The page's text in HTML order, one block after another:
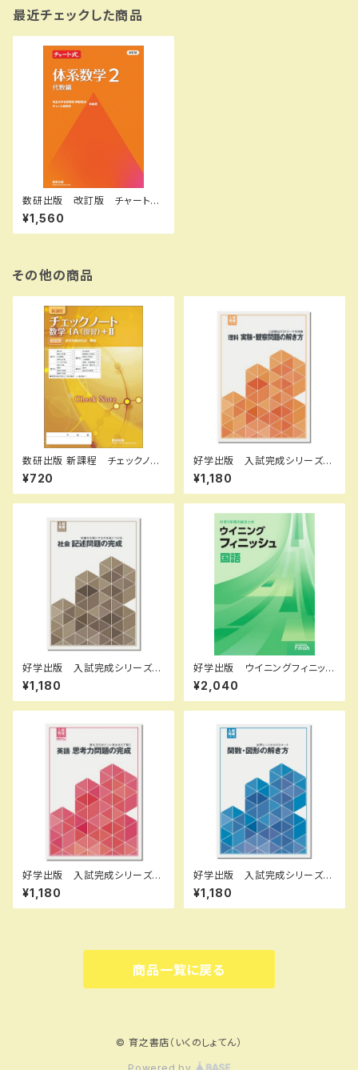
最近チェックした商品
数研出版 改訂版 チャート
式 体系数学２ 代数編 新
品 問題集本体と別冊解答つ
き ISBN：9784410109256
¥1,560
その他の商品
数研出版 新課程 チェックノー
ト 数学IA(復習)+II 傍用型
新品 問題集本体のみ 別冊
解答なし ISBN：978441022
82 SKU：001092809
¥720
好学出版 入試完成シリーズ
理科 実験・観察問題の解き
方 2026年度版 新品完全セ
ット ISBN：B0D3B6Q131 I
U：085-975-084
¥1,180
好学出版 入試完成シリーズ
社会 記述問題の完成 2026
年度版 新品完全セット ISB
N：B0D3B7Q6LL ISBN-10：
55133
¥1,180
好学出版 ウイニングフィニッシ
ュ 国，数，理，社，英 2026年
度版 各科目（選択ください）
新品完全セット ISBN なし
¥2,040
好学出版 入試完成シリーズ
英語 思考力問題の完成 202
6年度版 新品完全セット ISB
N：B0D3B828ZQ ISBN-1
¥1,180
好学出版 入試完成シリーズ
関数・図形の解き方 2026年
度版 新品完全セット ISBN：
B0D3B6JKYT ISBN-10：B
¥1,180
商品一覧に戻る
© 育之書店（いくのしょてん）